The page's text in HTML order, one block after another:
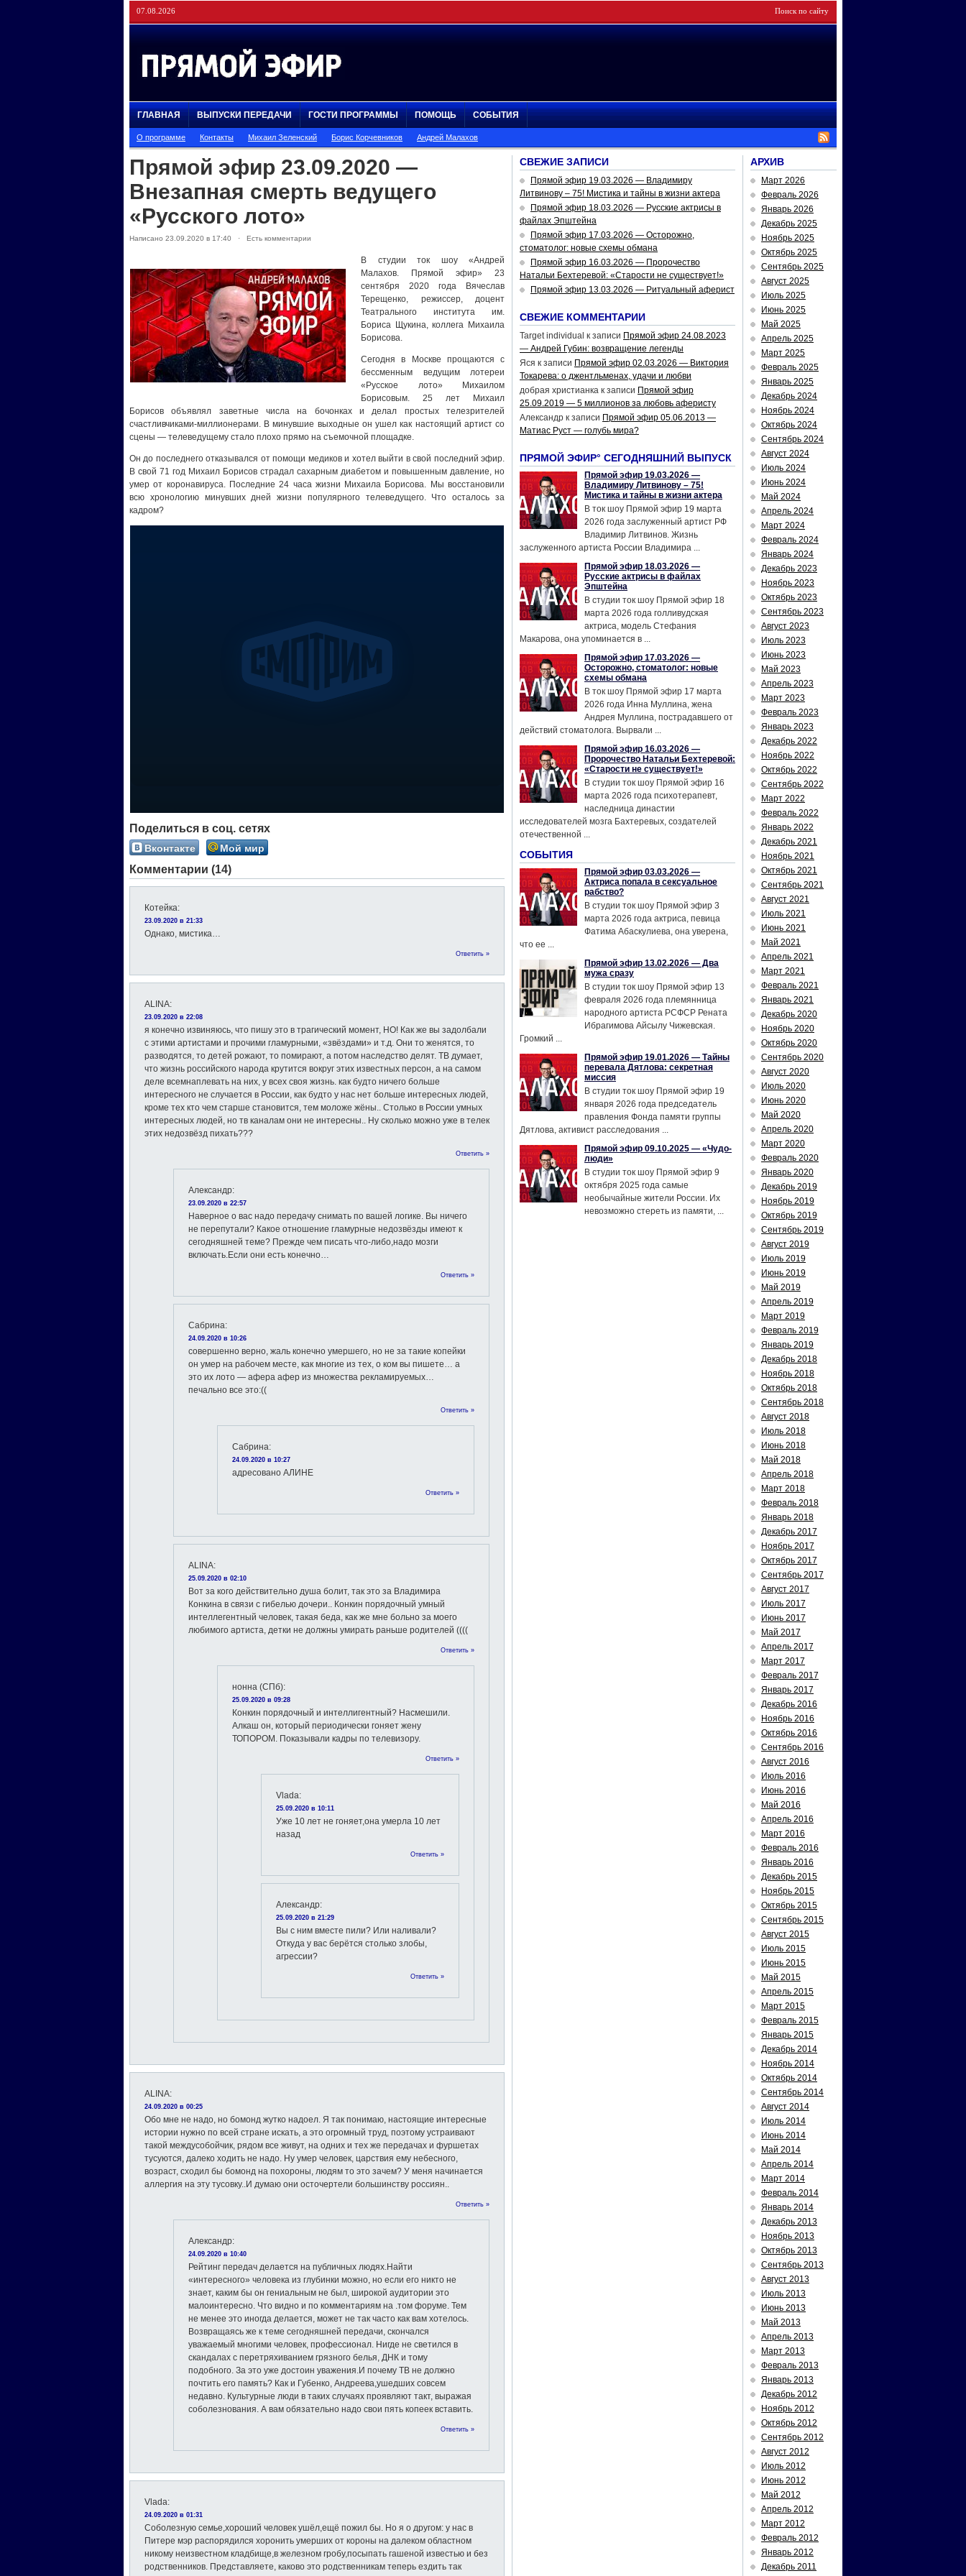
07.08.2026
ГЛАВНАЯ ВЫПУСКИ ПЕРЕДАЧИ ГОСТИ ПРОГРАММЫ ПОМОЩЬ СОБЫТИЯ
О программе Контакты Михаил Зеленский Борис Корчевников Андрей Малахов
Прямой эфир 23.09.2020 —
Внезапная смерть ведущего
«Русского лото»
Написано 23.09.2020 в 17:40 · Есть комментарии
В студии ток шоу «Андрей
Малахов. Прямой эфир» 23
сентября 2020 года Вячеслав
Терещенко, режиссер, доцент
Театрального института им.
Бориса Щукина, коллега Михаила
Борисова.
Сегодня в Москве прощаются с
бессменным ведущим лотереи
«Русское лото» Михаилом
Борисовым. 25 лет Михаил
Борисов объявлял заветные числа на бочонках и делал простых телезрителей
счастливчиками-миллионерами. В минувшие выходные он ушел как настоящий артист со
сцены — телеведущему стало плохо прямо на съемочной площадке.
Он до последнего отказывался от помощи медиков и хотел выйти в свой последний эфир.
В свой 71 год Михаил Борисов страдал сахарным диабетом и повышенным давление, но
умер от коронавируса. Последние 24 часа жизни Михаила Борисова. Мы восстановили
всю хронологию минувших дней жизни популярного телеведущего. Что осталось за
кадром?
Поделиться в соц. сетях
Вконтакте Мой мир
Комментарии (14)
Котейка:
23.09.2020 в 21:33
Однако, мистика…
Ответить »
ALINA:
23.09.2020 в 22:08
я конечно извиняюсь, что пишу это в трагический момент, НО! Как же вы задолбали
с этими артистами и прочими гламурными, «звёздами» и т.д. Они то женятся, то
разводятся, то детей рожают, то помирают, а потом наследство делят. ТВ думает,
что жизнь российского народа крутится вокруг этих известных персон, а на самом
деле всемнаплевать на них, у всех своя жизнь. как будто ничего больше
интересного не случается в России, как будто у нас нет больше интересных людей,
кроме тех кто чем старше становится, тем моложе жёны.. Столько в России умных
интересных людей, но тв каналам они не интересны.. Ну сколько можно уже в телек
этих недозвёзд пихать???
Ответить »
Александр:
23.09.2020 в 22:57
Наверное о вас надо передачу снимать по вашей логике. Вы ничего
не перепутали? Какое отношение гламурные недозвёзды имеют к
сегодняшней теме? Прежде чем писать что-либо,надо мозги
включать.Если они есть конечно…
Ответить »
Сабрина:
24.09.2020 в 10:26
совершенно верно, жаль конечно умершего, но не за такие копейки
он умер на рабочем месте, как многие из тех, о ком вы пишете… а
это их лото — афера афер из множества рекламируемых…
печально все это:((
Ответить »
Сабрина:
24.09.2020 в 10:27
адресовано АЛИНЕ
Ответить »
ALINA:
25.09.2020 в 02:10
Вот за кого действительно душа болит, так это за Владимира
Конкина в связи с гибелью дочери.. Конкин порядочный умный
интеллегентный человек, такая беда, как же мне больно за моего
любимого артиста, детки не должны умирать раньше родителей ((((
Ответить »
нонна (СПб):
25.09.2020 в 09:28
Конкин порядочный и интеллигентный? Насмешили.
Алкаш он, который периодически гоняет жену
ТОПОРОМ. Показывали кадры по телевизору.
Ответить »
Vlada:
25.09.2020 в 10:11
Уже 10 лет не гоняет,она умерла 10 лет
назад
Ответить »
Александр:
25.09.2020 в 21:29
Вы с ним вместе пили? Или наливали?
Откуда у вас берётся столько злобы,
агрессии?
Ответить »
ALINA:
24.09.2020 в 00:25
Обо мне не надо, но бомонд жутко надоел. Я так понимаю, настоящие интересные
истории нужно по всей стране искать, а это огромный труд, поэтому устраивают
такой междусобойчик, рядом все живут, на одних и тех же передачах и фуршетах
тусуются, далеко ходить не надо. Ну умер человек, царствия ему небесного,
возраст, сходил бы бомонд на похороны, людям то это зачем? У меня начинается
аллергия на эту тусовку..И думаю они осточертели большинству россиян..
Ответить »
Александр:
24.09.2020 в 10:40
Рейтинг передач делается на публичных людях.Найти
«интересного» человека из глубинки можно, но если его никто не
знает, каким бы он гениальным не был, широкой аудитории это
малоинтересно. Что видно и по комментариям на .том форуме. Тем
не менее это иногда делается, может не так часто как вам хотелось.
Возвращаясь же к теме сегодняшней передачи, скончался
уважаемый многими человек, профессионал. Нигде не светился в
скандалах с перетряхиванием грязного белья, ДНК и тому
подобного. За это уже достоин уважения.И почему ТВ не должно
почтить его память? Как и Губенко, Андреева,ушедших совсем
недавно. Культурные люди в таких случаях проявляют такт, выражая
соболезнования. А вам обязательно надо свои пять копеек вставить.
Ответить »
Vlada:
24.09.2020 в 01:31
Соболезную семье,хороший человек ушёл,ещё пожил бы. Но я о другом: у нас в
Питере мэр распорядился хоронить умерших от короны на далеком областном
никому неизвестном кладбище,в железном гробу,посыпать гашеной известью и без
родственников. Представляете, каково это родственникам теперь ездить так
СВЕЖИЕ ЗАПИСИ
Прямой эфир 19.03.2026 — Владимиру
Литвинову – 75! Мистика и тайны в жизни актера
Прямой эфир 18.03.2026 — Русские актрисы в
файлах Эпштейна
Прямой эфир 17.03.2026 — Осторожно,
стоматолог: новые схемы обмана
Прямой эфир 16.03.2026 — Пророчество
Натальи Бехтеревой: «Старости не существует!»
Прямой эфир 13.03.2026 — Ритуальный аферист
СВЕЖИЕ КОММЕНТАРИИ
Target individual к записи Прямой эфир 24.08.2023
— Андрей Губин: возвращение легенды
Яся к записи Прямой эфир 02.03.2026 — Виктория
Токарева: о джентльменах, удачи и любви
добрая христианка к записи Прямой эфир
25.09.2019 — 5 миллионов за любовь аферисту
Александр к записи Прямой эфир 05.06.2013 —
Матиас Руст — голубь мира?
ПРЯМОЙ ЭФИР° СЕГОДНЯШНИЙ ВЫПУСК
Прямой эфир 19.03.2026 —
Владимиру Литвинову – 75!
Мистика и тайны в жизни актера
В ток шоу Прямой эфир 19 марта
2026 года заслуженный артист РФ
Владимир Литвинов. Жизнь
заслуженного артиста России Владимира ...
Прямой эфир 18.03.2026 —
Русские актрисы в файлах
Эпштейна
В студии ток шоу Прямой эфир 18
марта 2026 года голливудская
актриса, модель Стефания
Макарова, она упоминается в ...
Прямой эфир 17.03.2026 —
Осторожно, стоматолог: новые
схемы обмана
В ток шоу Прямой эфир 17 марта
2026 года Инна Муллина, жена
Андрея Муллина, пострадавшего от
действий стоматолога. Вырвали ...
Прямой эфир 16.03.2026 —
Пророчество Натальи Бехтеревой:
«Старости не существует!»
В студии ток шоу Прямой эфир 16
марта 2026 года психотерапевт,
наследница династии
исследователей мозга Бахтеревых, создателей
отечественной ...
СОБЫТИЯ
Прямой эфир 03.03.2026 —
Актриса попала в сексуальное
рабство?
В студии ток шоу Прямой эфир 3
марта 2026 года актриса, певица
Фатима Абаскулиева, она уверена,
что ее ...
Прямой эфир 13.02.2026 — Два
мужа сразу
В студии ток шоу Прямой эфир 13
февраля 2026 года племянница
народного артиста РСФСР Рената
Ибрагимова Айсылу Чижевская.
Громкий ...
Прямой эфир 19.01.2026 — Тайны
перевала Дятлова: секретная
миссия
В студии ток шоу Прямой эфир 19
января 2026 года председатель
правления Фонда памяти группы
Дятлова, активист расследования ...
Прямой эфир 09.10.2025 — «Чудо-
люди»
В студии ток шоу Прямой эфир 9
октября 2025 года самые
необычайные жители России. Их
невозможно стереть из памяти, ...
АРХИВ
Март 2026
Февраль 2026
Январь 2026
Декабрь 2025
Ноябрь 2025
Октябрь 2025
Сентябрь 2025
Август 2025
Июль 2025
Июнь 2025
Май 2025
Апрель 2025
Март 2025
Февраль 2025
Январь 2025
Декабрь 2024
Ноябрь 2024
Октябрь 2024
Сентябрь 2024
Август 2024
Июль 2024
Июнь 2024
Май 2024
Апрель 2024
Март 2024
Февраль 2024
Январь 2024
Декабрь 2023
Ноябрь 2023
Октябрь 2023
Сентябрь 2023
Август 2023
Июль 2023
Июнь 2023
Май 2023
Апрель 2023
Март 2023
Февраль 2023
Январь 2023
Декабрь 2022
Ноябрь 2022
Октябрь 2022
Сентябрь 2022
Март 2022
Февраль 2022
Январь 2022
Декабрь 2021
Ноябрь 2021
Октябрь 2021
Сентябрь 2021
Август 2021
Июль 2021
Июнь 2021
Май 2021
Апрель 2021
Март 2021
Февраль 2021
Январь 2021
Декабрь 2020
Ноябрь 2020
Октябрь 2020
Сентябрь 2020
Август 2020
Июль 2020
Июнь 2020
Май 2020
Апрель 2020
Март 2020
Февраль 2020
Январь 2020
Декабрь 2019
Ноябрь 2019
Октябрь 2019
Сентябрь 2019
Август 2019
Июль 2019
Июнь 2019
Май 2019
Апрель 2019
Март 2019
Февраль 2019
Январь 2019
Декабрь 2018
Ноябрь 2018
Октябрь 2018
Сентябрь 2018
Август 2018
Июль 2018
Июнь 2018
Май 2018
Апрель 2018
Март 2018
Февраль 2018
Январь 2018
Декабрь 2017
Ноябрь 2017
Октябрь 2017
Сентябрь 2017
Август 2017
Июль 2017
Июнь 2017
Май 2017
Апрель 2017
Март 2017
Февраль 2017
Январь 2017
Декабрь 2016
Ноябрь 2016
Октябрь 2016
Сентябрь 2016
Август 2016
Июль 2016
Июнь 2016
Май 2016
Апрель 2016
Март 2016
Февраль 2016
Январь 2016
Декабрь 2015
Ноябрь 2015
Октябрь 2015
Сентябрь 2015
Август 2015
Июль 2015
Июнь 2015
Май 2015
Апрель 2015
Март 2015
Февраль 2015
Январь 2015
Декабрь 2014
Ноябрь 2014
Октябрь 2014
Сентябрь 2014
Август 2014
Июль 2014
Июнь 2014
Май 2014
Апрель 2014
Март 2014
Февраль 2014
Январь 2014
Декабрь 2013
Ноябрь 2013
Октябрь 2013
Сентябрь 2013
Август 2013
Июль 2013
Июнь 2013
Май 2013
Апрель 2013
Март 2013
Февраль 2013
Январь 2013
Декабрь 2012
Ноябрь 2012
Октябрь 2012
Сентябрь 2012
Август 2012
Июль 2012
Июнь 2012
Май 2012
Апрель 2012
Март 2012
Февраль 2012
Январь 2012
Декабрь 2011